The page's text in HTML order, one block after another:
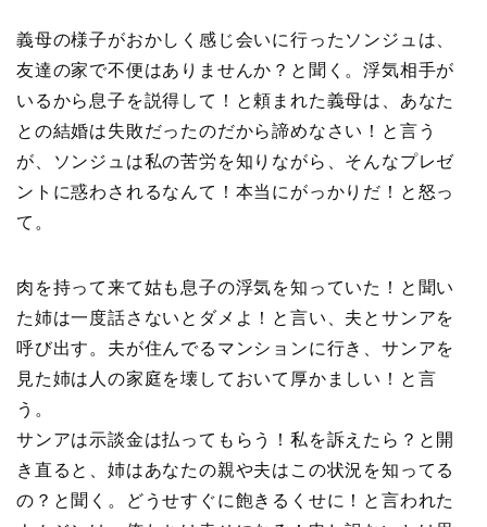
義母の様子がおかしく感じ会いに行ったソンジュは、
友達の家で不便はありませんか？と聞く。浮気相手が
いるから息子を説得して！と頼まれた義母は、あなた
との結婚は失敗だったのだから諦めなさい！と言う
が、ソンジュは私の苦労を知りながら、そんなプレゼ
ントに惑わされるなんて！本当にがっかりだ！と怒っ
て。
肉を持って来て姑も息子の浮気を知っていた！と聞い
た姉は一度話さないとダメよ！と言い、夫とサンアを
呼び出す。夫が住んでるマンションに行き、サンアを
見た姉は人の家庭を壊しておいて厚かましい！と言
う。
サンアは示談金は払ってもらう！私を訴えたら？と開
き直ると、姉はあなたの親や夫はこの状況を知ってる
の？と聞く。どうせすぐに飽きるくせに！と言われた